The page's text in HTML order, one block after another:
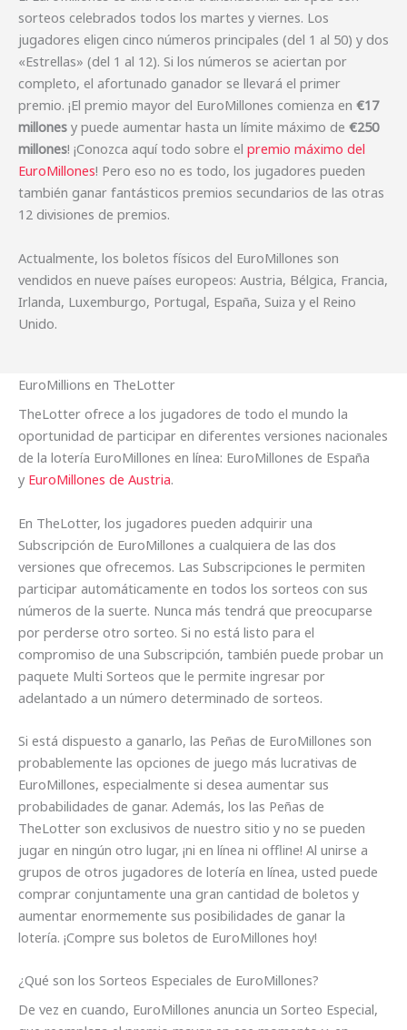
sorteos celebrados todos los martes y viernes. Los
jugadores eligen cinco números principales (del 1 al 50) y dos
«Estrellas» (del 1 al 12). Si los números se aciertan por
completo, el afortunado ganador se llevará el primer
premio. ¡El premio mayor del EuroMillones comienza en €17
millones y puede aumentar hasta un límite máximo de €250
millones! ¡Conozca aquí todo sobre el premio máximo del
EuroMillones! Pero eso no es todo, los jugadores pueden
también ganar fantásticos premios secundarios de las otras
12 divisiones de premios.
Actualmente, los boletos físicos del EuroMillones son
vendidos en nueve países europeos: Austria, Bélgica, Francia,
Irlanda, Luxemburgo, Portugal, España, Suiza y el Reino
Unido.
EuroMillions en TheLotter
TheLotter ofrece a los jugadores de todo el mundo la
oportunidad de participar en diferentes versiones nacionales
de la lotería EuroMillones en línea: EuroMillones de España
y EuroMillones de Austria.
En TheLotter, los jugadores pueden adquirir una
Subscripción de EuroMillones a cualquiera de las dos
versiones que ofrecemos. Las Subscripciones le permiten
participar automáticamente en todos los sorteos con sus
números de la suerte. Nunca más tendrá que preocuparse
por perderse otro sorteo. Si no está listo para el
compromiso de una Subscripción, también puede probar un
paquete Multi Sorteos que le permite ingresar por
adelantado a un número determinado de sorteos.
Si está dispuesto a ganarlo, las Peñas de EuroMillones son
probablemente las opciones de juego más lucrativas de
EuroMillones, especialmente si desea aumentar sus
probabilidades de ganar. Además, los las Peñas de
TheLotter son exclusivos de nuestro sitio y no se pueden
jugar en ningún otro lugar, ¡ni en línea ni offline! Al unirse a
grupos de otros jugadores de lotería en línea, usted puede
comprar conjuntamente una gran cantidad de boletos y
aumentar enormemente sus posibilidades de ganar la
lotería. ¡Compre sus boletos de EuroMillones hoy!
¿Qué son los Sorteos Especiales de EuroMillones?
De vez en cuando, EuroMillones anuncia un Sorteo Especial,